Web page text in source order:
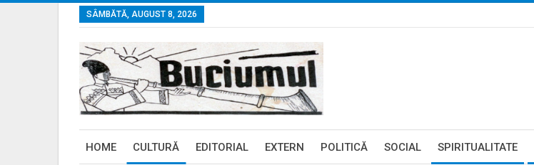
SÂMBĂTĂ, AUGUST 8, 2026
HOME CULTURĂ EDITORIAL EXTERN POLITICĂ SOCIAL SPIRITUALITATE